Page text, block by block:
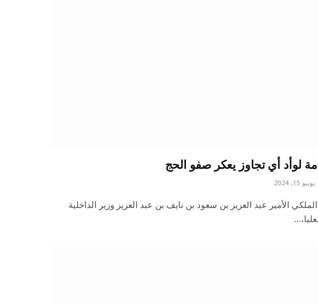
لوأد أي تجاوز يعكر صفو الحج
يونيو 15, 2024
الأمير عبد العزيز بن سعود بن نايف بن عبد العزيز وزير الداخلية